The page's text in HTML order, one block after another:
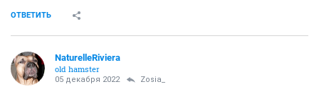
ОТВЕТИТЬ
NaturelleRiviera
old hamster
05 декабря 2022 Zosia_